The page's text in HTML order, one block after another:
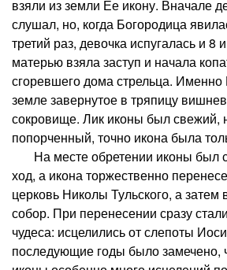
взяли из земли Ее икону. Вначале
слушал, но, когда Богородица
третий раз, девочка испугалась и 8
матерью взяла заступ и начала
сгоревшего дома стрельца.
земле завернутое в тряпицу
сокровище. Лик иконы был свежий,
попорченный, точно икона была
На месте обретении иконы был
ход, а икона торжественно
церковь Николы Тульского, а
собор. При перенесении сразу
чудеса: исцелились от слепоты
последующие годы было замечено,